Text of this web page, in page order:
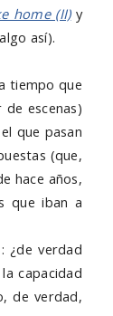
home (II)y
así).
tiempo que
escenas)
que pasan
(que,
hace años,
que iban a
¿de verdad
capacidad
de verdad,